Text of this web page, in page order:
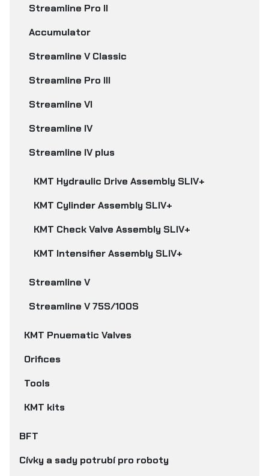
Streamline Pro II
Accumulator
Streamline V Classic
Streamline Pro III
Streamline VI
Streamline IV
Streamline IV plus
KMT Hydraulic Drive Assembly SLIV+
KMT Cylinder Assembly SLIV+
KMT Check Valve Assembly SLIV+
KMT Intensifier Assembly SLIV+
Streamline V
Streamline V 75S/100S
KMT Pnuematic Valves
Orifices
Tools
KMT kits
BFT
Cívky a sady potrubí pro roboty